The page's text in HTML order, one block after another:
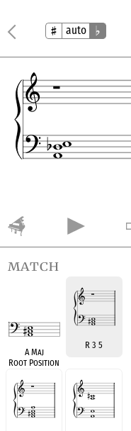
auto
match
A Maj
Root Position
R 3 5